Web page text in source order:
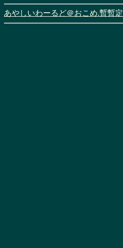
あやしいわーるど＠おこめ.暫暫定